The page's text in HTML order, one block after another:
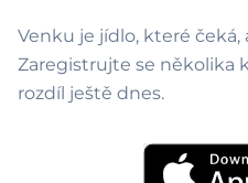
Venku je jídlo, které čeká,
Zaregistrujte se několika
rozdíl ještě dnes.